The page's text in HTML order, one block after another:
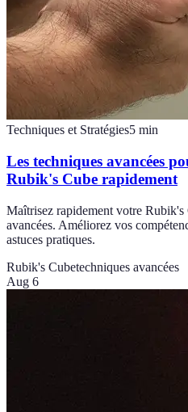
Techniques et Stratégies5 min
Les techniques avancées
Rubik's Cube rapidement
Maîtrisez rapidement votre Rubik's
avancées. Améliorez vos
astuces pratiques.
Rubik's Cubetechniques avancées
Aug 6